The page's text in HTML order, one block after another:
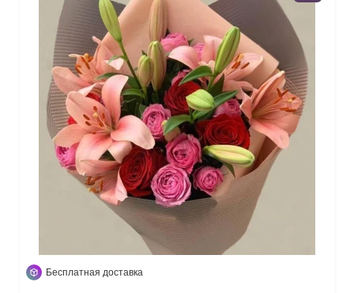
Бесплатная доставка